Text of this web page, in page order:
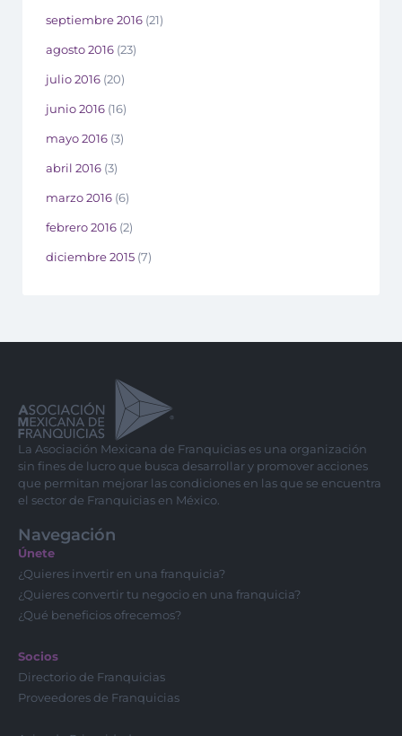
septiembre 2016 (21)
agosto 2016 (23)
julio 2016 (20)
junio 2016 (16)
mayo 2016 (3)
abril 2016 (3)
marzo 2016 (6)
febrero 2016 (2)
diciembre 2015 (7)
La Asociación Mexicana de Franquicias es una organización
sin fines de lucro que busca desarrollar y promover acciones
que permitan mejorar las condiciones en las que se encuentra
el sector de Franquicias en México.
Navegación
Únete
¿Quieres invertir en una franquicia?
¿Quieres convertir tu negocio en una franquicia?
¿Qué beneficios ofrecemos?
Socios
Directorio de Franquicias
Proveedores de Franquicias